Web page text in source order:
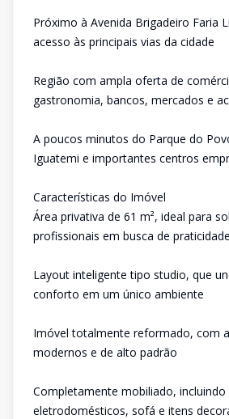
Próximo à Avenida Brigadeiro Faria
acesso às principais vias da cidade
Região com ampla oferta de
gastronomia, bancos, mercados e
A poucos minutos do Parque do
Iguatemi e importantes centros
Características do Imóvel
Área privativa de 61 m², ideal para
profissionais em busca de praticidade
Layout inteligente tipo studio, que
conforto em um único ambiente
Imóvel totalmente reformado, com
modernos e de alto padrão
Completamente mobiliado,
eletrodomésticos, sofá e itens